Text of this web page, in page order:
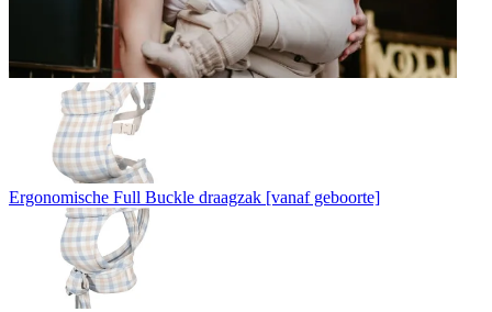
Ergonomische Full Buckle draagzak [vanaf geboorte]